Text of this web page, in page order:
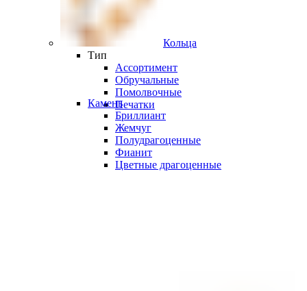
Кольца
Тип
Ассортимент
Обручальные
Помолвочные
Печатки
Камень
Бриллиант
Жемчуг
Полудрагоценные
Фианит
Цветные драгоценные